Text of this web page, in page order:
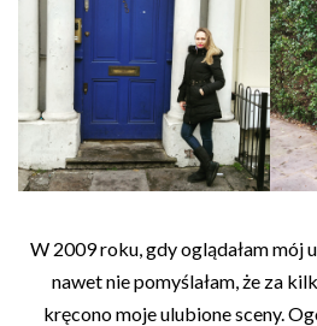
W 2009 roku, gdy oglądałam mój
nawet nie pomyślałam, że za
kręcono moje ulubione sceny.